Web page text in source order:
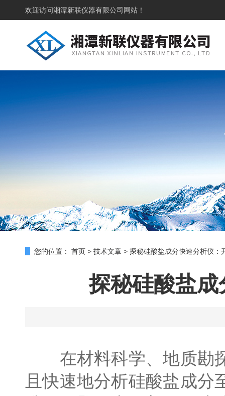
欢迎访问湘潭新联仪器有限公司网站！
您的位置： 首页 > 技术文章 > 探秘硅酸盐成分快速分析仪：
探秘硅酸盐
在材料科学、地质勘探
且快速地分析硅酸盐成